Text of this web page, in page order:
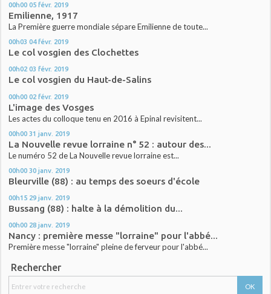
00h00 05 févr. 2019
Emilienne, 1917
La Première guerre mondiale sépare Emilienne de toute...
00h03 04 févr. 2019
Le col vosgien des Clochettes
00h02 03 févr. 2019
Le col vosgien du Haut-de-Salins
00h00 02 févr. 2019
L'image des Vosges
Les actes du colloque tenu en 2016 à Epinal revisitent...
00h00 31 janv. 2019
La Nouvelle revue lorraine n° 52 : autour des...
Le numéro 52 de La Nouvelle revue lorraine est...
00h00 30 janv. 2019
Bleurville (88) : au temps des soeurs d'école
00h15 29 janv. 2019
Bussang (88) : halte à la démolition du...
00h00 28 janv. 2019
Nancy : première messe "lorraine" pour l'abbé...
Première messe "lorraine" pleine de ferveur pour l'abbé...
Rechercher